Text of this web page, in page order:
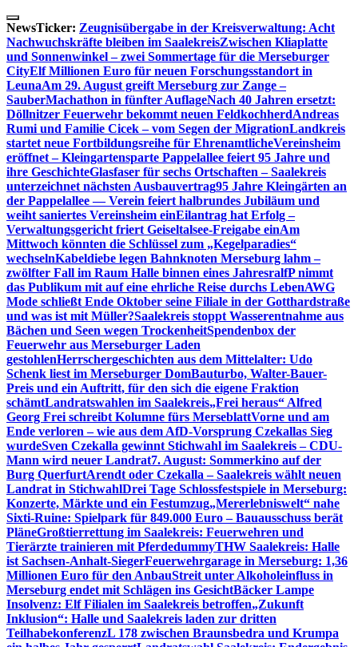
Skip
to
content
NewsTicker: Zeugnisübergabe in der Kreisverwaltung: Acht
Nachwuchskräfte bleiben im SaalekreisZwischen Kliaplatte
und Sonnenwinkel – zwei Sommertage für die Merseburger
CityElf Millionen Euro für neuen Forschungsstandort in
LeunaAm 29. August greift Merseburg zur Zange –
SauberMachathon in fünfter AuflageNach 40 Jahren ersetzt:
Döllnitzer Feuerwehr bekommt neuen FeldkochherdAndreas
Rumi und Familie Cicek – vom Segen der MigrationLandkreis
startet neue Fortbildungsreihe für EhrenamtlicheVereinsheim
eröffnet – Kleingartensparte Pappelallee feiert 95 Jahre und
ihre GeschichteGlasfaser für sechs Ortschaften – Saalekreis
unterzeichnet nächsten Ausbauvertrag95 Jahre Kleingärten an
der Pappelallee — Verein feiert halbrundes Jubiläum und
weiht saniertes Vereinsheim einEilantrag hat Erfolg –
Verwaltungsgericht friert Geiseltalsee-Freigabe einAm
Mittwoch könnten die Schlüssel zum „Kegelparadies“
wechselnKabeldiebe legen Bahnknoten Merseburg lahm –
zwölfter Fall im Raum Halle binnen eines JahresralfP nimmt
das Publikum mit auf eine ehrliche Reise durchs LebenAWG
Mode schließt Ende Oktober seine Filiale in der Gotthardstraße
und was ist mit Müller?Saalekreis stoppt Wasserentnahme aus
Bächen und Seen wegen TrockenheitSpendenbox der
Feuerwehr aus Merseburger Laden
gestohlenHerrschergeschichten aus dem Mittelalter: Udo
Schenk liest im Merseburger DomBauturbo, Walter-Bauer-
Preis und ein Auftritt, für den sich die eigene Fraktion
schämtLandratswahlen im Saalekreis„Frei heraus“ Alfred
Georg Frei schreibt Kolumne fürs MerseblattVorne und am
Ende verloren – wie aus dem AfD-Vorsprung Czekallas Sieg
wurdeSven Czekalla gewinnt Stichwahl im Saalekreis – CDU-
Mann wird neuer Landrat7. August: Sommerkino auf der
Burg QuerfurtArendt oder Czekalla – Saalekreis wählt neuen
Landrat in StichwahlDrei Tage Schlossfestspiele in Merseburg:
Konzerte, Märkte und ein Festumzug„Mererlebniswelt“ nahe
Sixti-Ruine: Spielpark für 849.000 Euro – Bauausschuss berät
PläneGroßtierrettung im Saalekreis: Feuerwehren und
Tierärzte trainieren mit PferdedummyTHW Saalekreis: Halle
ist Sachsen-Anhalt-SiegerFeuerwehrgarage in Merseburg: 1,36
Millionen Euro für den AnbauStreit unter Alkoholeinfluss in
Merseburg endet mit Schlägen ins GesichtBäcker Lampe
Insolvenz: Elf Filialen im Saalekreis betroffen„Zukunft
Inklusion“: Halle und Saalekreis laden zur dritten
TeilhabekonferenzL 178 zwischen Braunsbedra und Krumpa